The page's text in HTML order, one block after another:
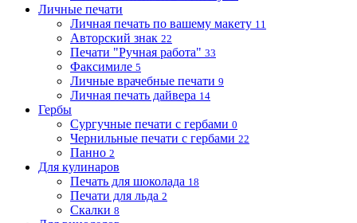
Личные печати
Личная печать по вашему макету 11
Авторский знак 22
Печати "Ручная работа" 33
Факсимиле 5
Личные врачебные печати 9
Личная печать дайвера 14
Гербы
Сургучные печати с гербами 0
Чернильные печати с гербами 22
Панно 2
Для кулинаров
Печать для шоколада 18
Печати для льда 2
Скалки 8